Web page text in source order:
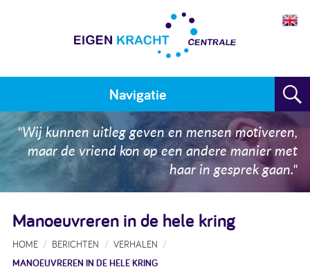
Navigatie
Home
Plan maken
Training
Voor wie
"Wij kunnen uitleg geven en mensen motiveren,
maar de vriend kon op een andere manier met
haar in gesprek gaan."
Manoeuvreren in de hele kring
HOME BERICHTEN
VERHALEN
MANOEUVREREN IN DE HELE KRING